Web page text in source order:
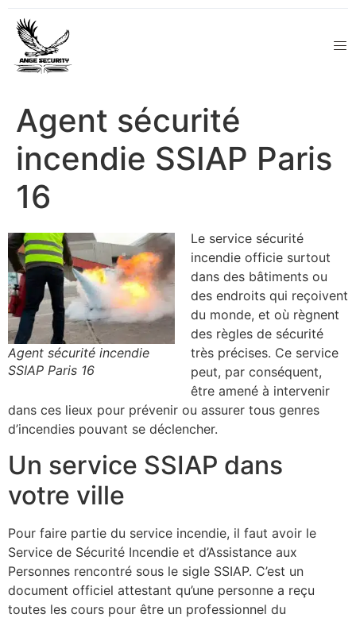
Agent sécurité
incendie SSIAP Paris
16
Agent sécurité incendie
SSIAP Paris 16
Le service sécurité
incendie officie surtout
dans des bâtiments ou
des endroits qui reçoivent
du monde, et où règnent
des règles de sécurité
très précises. Ce service
peut, par conséquent,
être amené à intervenir
dans ces lieux pour prévenir ou assurer tous genres
d’incendies pouvant se déclencher.
Un service SSIAP dans
votre ville
Pour faire partie du service incendie, il faut avoir le
Service de Sécurité Incendie et d’Assistance aux
Personnes rencontré sous le sigle SSIAP. C’est un
document officiel attestant qu’une personne a reçu
toutes les cours pour être un professionnel du